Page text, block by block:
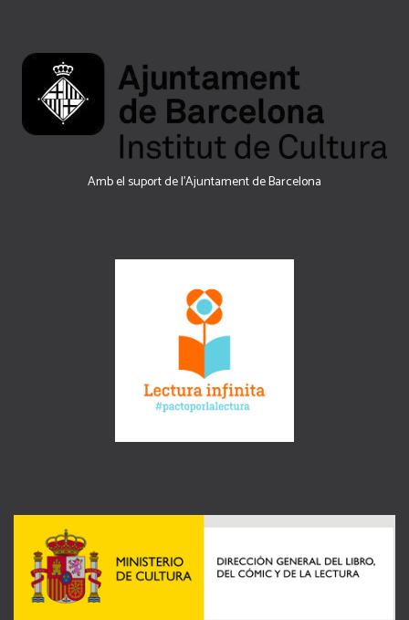
Amb el suport de l’Ajuntament de Barcelona